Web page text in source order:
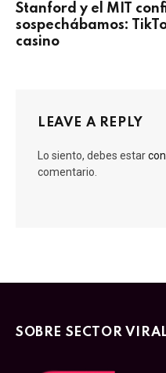
Stanford y el MIT
sospechábamos:
casino
LEAVE A REPLY
Lo siento, debes estar
comentario.
SOBRE SECTOR